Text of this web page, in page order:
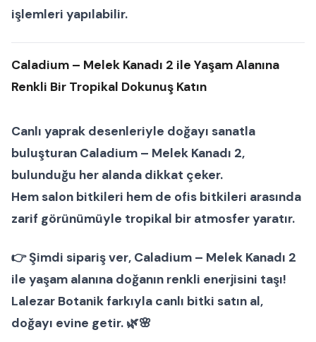
işlemleri yapılabilir.
Caladium – Melek Kanadı 2 ile Yaşam Alanına
Renkli Bir Tropikal Dokunuş Katın
Canlı yaprak desenleriyle doğayı sanatla
buluşturan Caladium – Melek Kanadı 2,
bulunduğu her alanda dikkat çeker.
Hemsalon bitkileri hem de ofis bitkileri arasında
zarif görünümüyle tropikal bir atmosfer yaratır.
👉Şimdi sipariş ver, Caladium – Melek Kanadı 2
ile yaşam alanına doğanın renkli enerjisini taşı!
Lalezar Botanik farkıyla canlı bitki satın al,
doğayı evine getir. 🌿🌸